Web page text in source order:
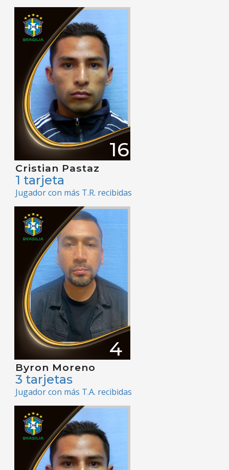
16
Cristian Pastaz
1 tarjeta
Jugador con más T.R. recibidas
4
Byron Moreno
3 tarjetas
Jugador con más T.A. recibidas